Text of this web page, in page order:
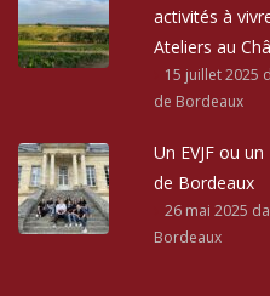
activités à
Ateliers au
15 juillet 2025
de Bordeaux
Un EVJF ou
de Bordeaux
26 mai 2025
Bordeaux